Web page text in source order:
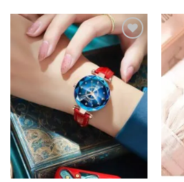
Add to
wishlist